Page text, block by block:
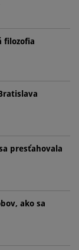
filozofia
presťahovala
ako sa